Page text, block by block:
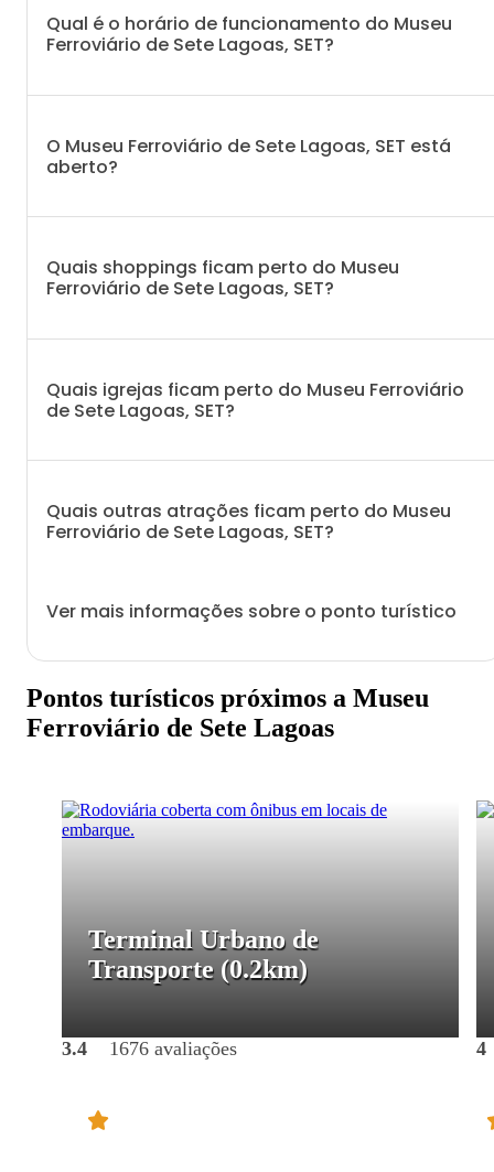
Qual é o horário de funcionamento do Museu
Ferroviário de Sete Lagoas, SET?
O Museu Ferroviário de Sete Lagoas, SET está
aberto?
Quais shoppings ficam perto do Museu
Ferroviário de Sete Lagoas, SET?
Quais igrejas ficam perto do Museu Ferroviário
de Sete Lagoas, SET?
Quais outras atrações ficam perto do Museu
Ferroviário de Sete Lagoas, SET?
Ver mais informações sobre o ponto turístico
Pontos turísticos próximos a Museu
Ferroviário de Sete Lagoas
Terminal Urbano de
Transporte (0.2km)
3.4 1676 avaliações 4